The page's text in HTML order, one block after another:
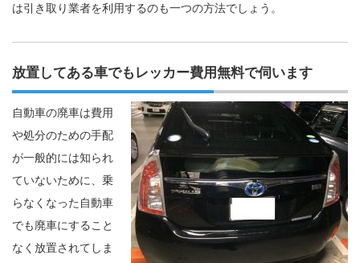
は引き取り業者を利用するのも一つの方法でしょう。
放置してある車でもレッカー費用無料で伺います
自動車の廃車は費用
や処分のための手配
が一般的には知られ
ていないために、乗
らなくなった自動車
でも廃車にすること
なく放置されてしま